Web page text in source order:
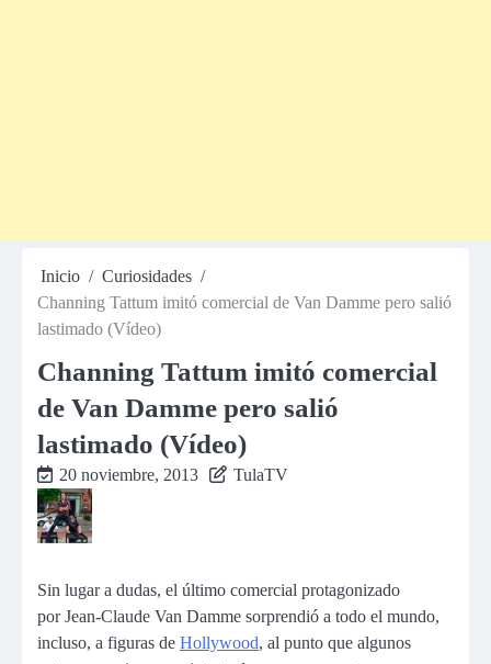
Inicio
Curiosidades
Channing Tattum imitó comercial de Van Damme pero salió
lastimado (Vídeo)
Channing Tattum imitó comercial
de Van Damme pero salió
lastimado (Vídeo)
20 noviembre, 2013 TulaTV
Sin lugar a dudas, el último comercial protagonizado
por Jean-Claude Van Damme sorprendió a todo el mundo,
incluso, a figuras de Hollywood, al punto que algunos